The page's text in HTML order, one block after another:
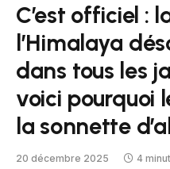
C’est officiel :
l’Himalaya
dans tous les
voici pourquoi
la sonnette
20 décembre 2025 4